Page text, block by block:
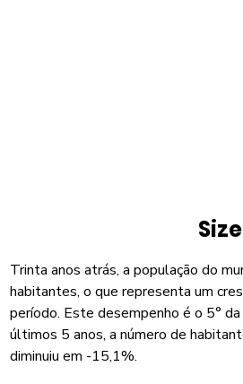
Trinta anos atrás, a população do
habitantes, o que representa um
período. Este desempenho é o 5°
últimos 5 anos, a número de
diminuiu em -15,1%.